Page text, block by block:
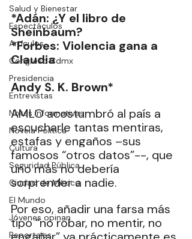
Salud y Bienestar
Espectáculos
Artículos
Congreso Cdmx
Presidencia
Entrevistas
Notas Informativas
Novela Política
Cultura
Seguridad Pública
Ciudad de México
El Mundo
Jóvenes opinan
Reportajes
*Adán: ¿Y el libro de
Sheinbaum?
*Forbes: Violencia gana a
Claudia
Andy S. K. Brown*
AMLO acostumbró al país a
escucharle tantas mentiras,
estafas y engaños –sus
famosos “otros datos”--, que
uno más no debería
sorprender a nadie.
Por eso, añadir una farsa más
tipo “no robar, no mentir, no